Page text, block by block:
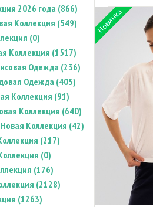
2026 года (866)
Коллекция (549)
(0)
Коллекция (1517)
Одежда (236)
Одежда (405)
Коллекция (91)
Коллекция (640)
Новая Коллекция (42)
(217)
(0)
(176)
(2128)
(1263)